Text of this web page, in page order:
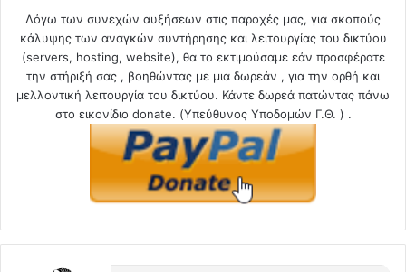
Λόγω των συνεχών αυξήσεων στις παροχές μας, για σκοπούς
κάλυψης των αναγκών συντήρησης και λειτουργίας του δικτύου
(servers, hosting, website), θα το εκτιμούσαμε εάν προσφέρατε
την στήριξή σας , βοηθώντας με μια δωρεάν , για την ορθή και
μελλοντική λειτουργία του δικτύου. Κάντε δωρεά πατώντας πάνω
στο εικονίδιο donate. (Υπεύθυνος Υποδομών Γ.Θ. ) .